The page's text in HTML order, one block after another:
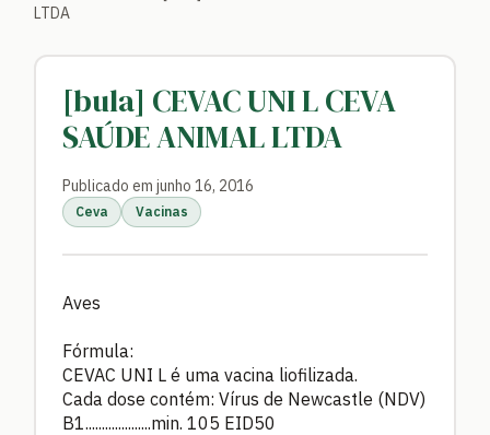
LTDA
[bula] CEVAC UNI L CEVA
SAÚDE ANIMAL LTDA
Publicado em junho 16, 2016
Ceva Vacinas
Aves
Fórmula:
CEVAC UNI L é uma vacina liofilizada.
Cada dose contém: Vírus de Newcastle (NDV)
B1....................min. 105 EID50